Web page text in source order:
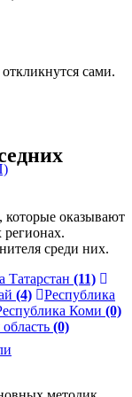
сами.
оказывают
среди них.
Татарстан (11)
(4)
Республика
Коми (0)
(0)